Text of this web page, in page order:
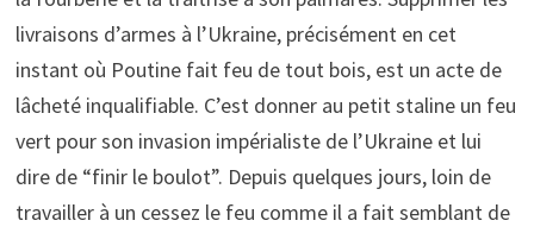
livraisons d’armes à l’Ukraine, précisément en cet
instant où Poutine fait feu de tout bois, est un acte de
lâcheté inqualifiable. C’est donner au petit staline un feu
vert pour son invasion impérialiste de l’Ukraine et lui
dire de “finir le boulot”. Depuis quelques jours, loin de
travailler à un cessez le feu comme il a fait semblant de